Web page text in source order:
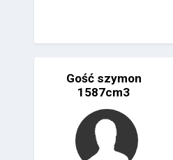
Gość szymon
1587cm3